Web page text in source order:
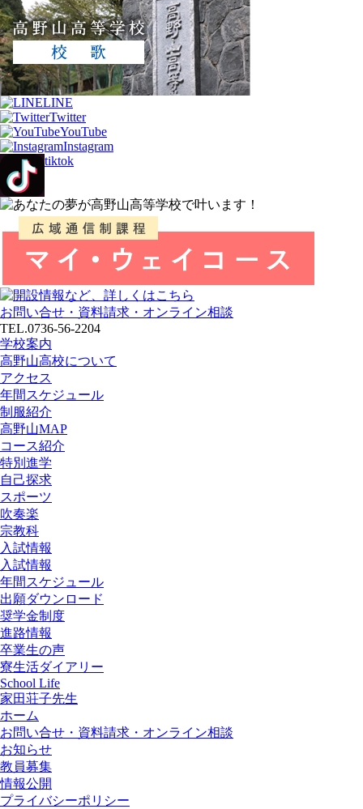
LINE
Twitter
YouTube
Instagram
tiktok
お問い合せ・資料請求・オンライン相談
TEL.0736-56-2204
学校案内
高野山高校について
アクセス
年間スケジュール
制服紹介
高野山MAP
コース紹介
特別進学
自己探求
スポーツ
吹奏楽
宗教科
入試情報
入試情報
年間スケジュール
出願ダウンロード
奨学金制度
進路情報
卒業生の声
寮生活ダイアリー
School Life
家田荘子先生
ホーム
お問い合せ・資料請求・オンライン相談
お知らせ
教員募集
情報公開
プライバシーポリシー